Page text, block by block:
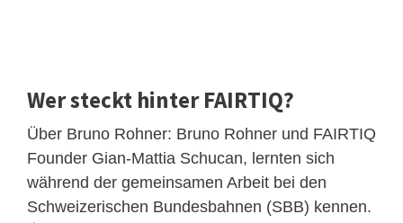
Wer steckt hinter FAIRTIQ?
Über Bruno Rohner: Bruno Rohner und FAIRTIQ
Founder Gian-Mattia Schucan, lernten sich
während der gemeinsamen Arbeit bei den
Schweizerischen Bundesbahnen (SBB) kennen.